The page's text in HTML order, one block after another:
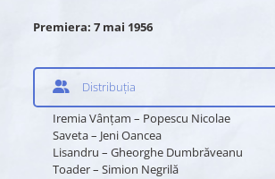
Premiera: 7 mai 1956
Distribuția
Iremia Vânţam – Popescu Nicolae
Saveta – Jeni Oancea
Lisandru – Gheorghe Dumbrăveanu
Toader – Simion Negrilă